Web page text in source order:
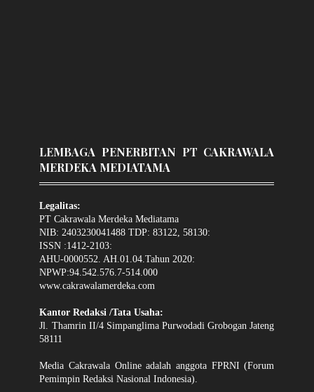
LEMBAGA PENERBITAN PT CAKRAWALA
MERDEKA MEDIATAMA
Legalitas:
PT Cakrawala Merdeka Mediatama
NIB: 2403230041488 TDP: 83122, 58130:
ISSN :1412-2103:
AHU-0000552. AH.01.04.Tahun 2020:
NPWP:94.542.576.7-514.000
www.cakrawalamerdeka.com
Kantor Redaksi /Tata Usaha:
Jl. Thamrin II/4 Simpanglima Purwodadi Grobogan Jateng
58111
Media Cakrawala Online adalah anggota FPRNI (Forum
Pemimpin Redaksi Nasional Indonesia).